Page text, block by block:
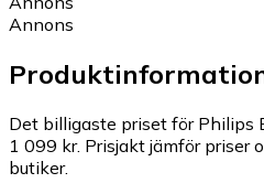
Annons
Det billigaste priset för Philips
1 099 kr. Prisjakt jämför priser
butiker.